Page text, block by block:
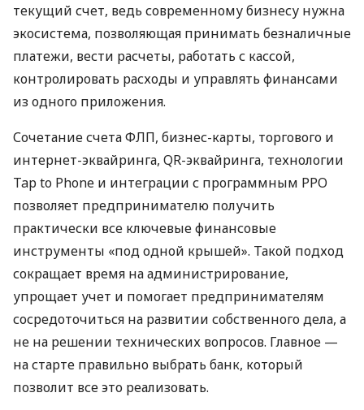
текущий счет, ведь современному бизнесу нужна
экосистема, позволяющая принимать безналичные
платежи, вести расчеты, работать с кассой,
контролировать расходы и управлять финансами
из одного приложения.
Сочетание счета ФЛП, бизнес-карты, торгового и
интернет-эквайринга, QR-эквайринга, технологии
Tap to Phone и интеграции с программным РРО
позволяет предпринимателю получить
практически все ключевые финансовые
инструменты «под одной крышей». Такой подход
сокращает время на администрирование,
упрощает учет и помогает предпринимателям
сосредоточиться на развитии собственного дела, а
не на решении технических вопросов. Главное —
на старте правильно выбрать банк, который
позволит все это реализовать.